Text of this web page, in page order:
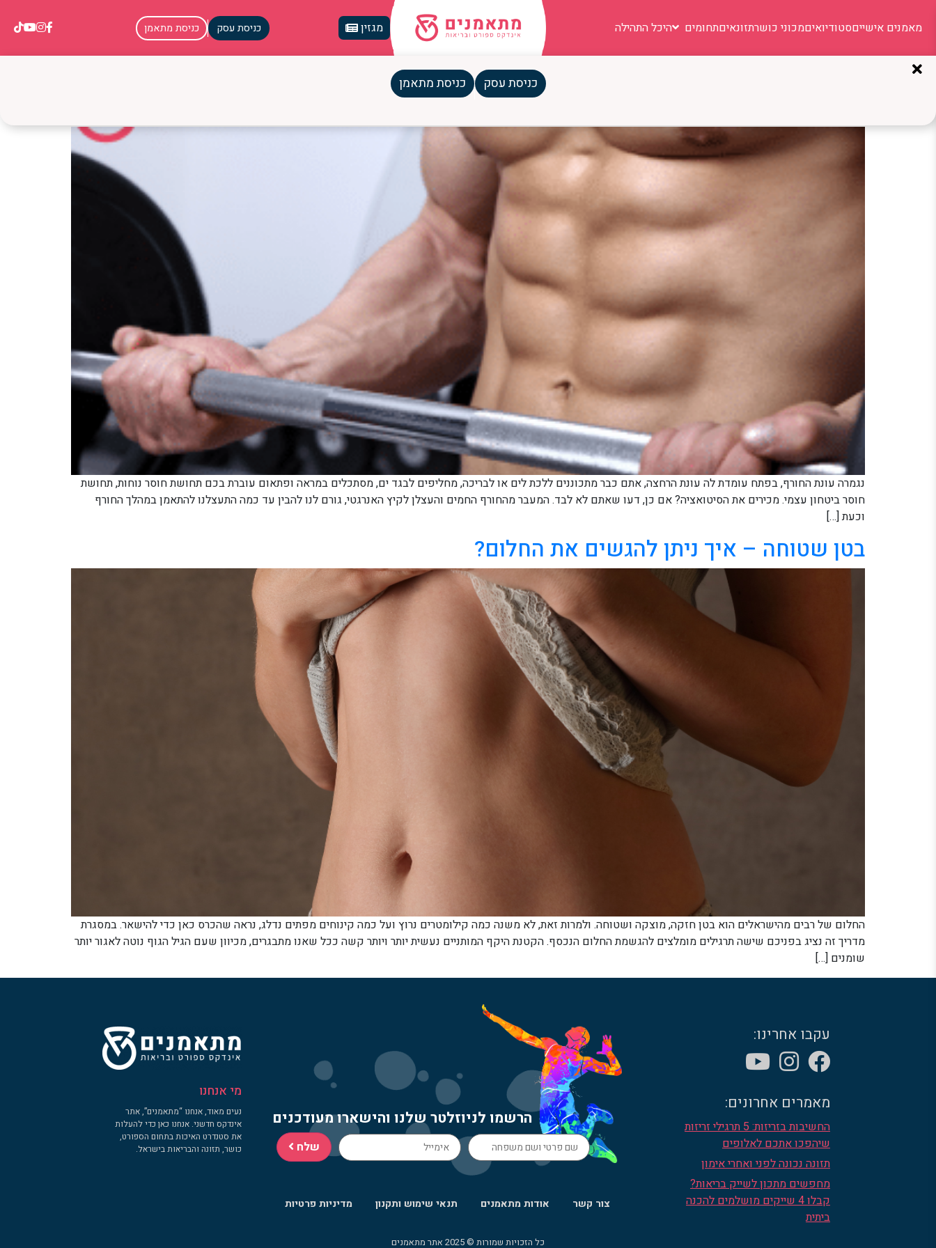
מאמנים אישייםסטודיואיםמכוני כושרתזונאיםתחומים היכל התהילה מגזין כניסת עסק כניסת מתאמן
כניסת עסק כניסת מתאמן
מצמיגים לקוביות: כך תתכוננו לקיץ בצורה הטובה ביותר
נגמרה עונת החורף, בפתח עומדת לה עונת הרחצה, אתם כבר מתכוננים ללכת לים או לבריכה, מחליפים לבגד ים, מסתכלים במראה ופתאום עוברת בכם תחושת חוסר נוחות, תחושת
חוסר ביטחון עצמי. מכירים את הסיטואציה? אם כן, דעו שאתם לא לבד. המעבר מהחורף החמים והעצלן לקיץ האנרגטי, גורם לנו להבין עד כמה התעצלנו להתאמן במהלך החורף
וכעת […]
בטן שטוחה – איך ניתן להגשים את החלום?
החלום של רבים מהישראלים הוא בטן חזקה, מוצקה ושטוחה. ולמרות זאת, לא משנה כמה קילומטרים נרוץ ועל כמה קינוחים מפתים נדלג, נראה שהכרס כאן כדי להישאר. במסגרת
מדריך זה נציג בפניכם שישה תרגילים מומלצים להגשמת החלום הנכסף. הקטנת היקף המותניים נעשית יותר ויותר קשה ככל שאנו מתבגרים, מכיוון שעם הגיל הגוף נוטה לאגור יותר
שומנים […]
עקבו אחרינו:
מאמרים אחרונים:
החשיבות בזריזות: 5 תרגילי זריזות
שיהפכו אתכם לאלופים
תזונה נכונה לפני ואחרי אימון
מחפשים מתכון לשייק בריאות?
קבלו 4 שייקים מושלמים להכנה
ביתית
הרשמו לניוזלטר שלנו והישארו מעודכנים
שלח
צור קשר אודות מתאמנים תנאי שימוש ותקנון מדיניות פרטיות
מי אנחנו
נעים מאוד, אנחנו “מתאמנים”, אתר
אינדקס חדשני. אנחנו כאן כדי להעלות
את סטנדרט האיכות בתחום הספורט,
כושר, תזונה והבריאות בישראל.
כל הזכויות שמורות © 2025 אתר מתאמנים